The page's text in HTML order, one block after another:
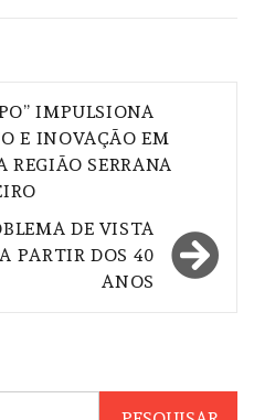
IMPULSIONA
E INOVAÇÃO EM
REGIÃO SERRANA
DE VISTA
PARTIR DOS 40
ANOS